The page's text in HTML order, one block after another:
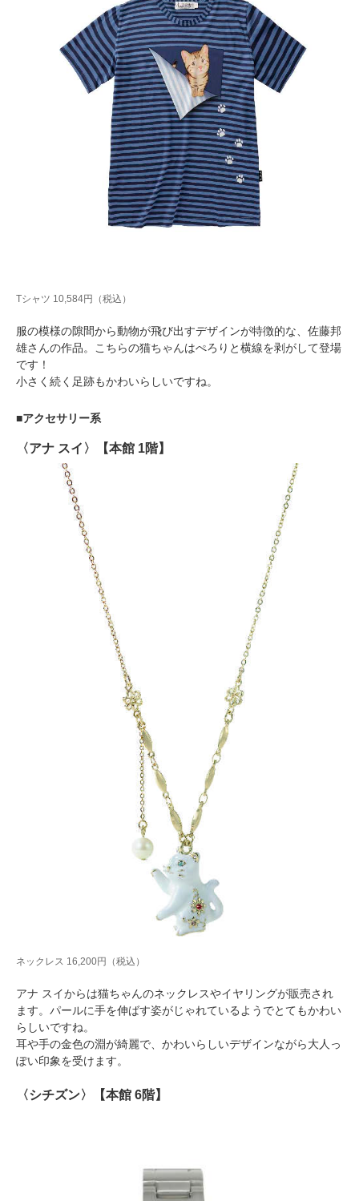
Tシャツ 10,584円（税込）
服の模様の隙間から動物が飛び出すデザインが特徴的な、佐藤邦
雄さんの作品。こちらの猫ちゃんはぺろりと横線を剥がして登場
です！
小さく続く足跡もかわいらしいですね。
■アクセサリー系
〈アナ スイ〉【本館 1階】
ネックレス 16,200円（税込）
アナ スイからは猫ちゃんのネックレスやイヤリングが販売され
ます。パールに手を伸ばす姿がじゃれているようでとてもかわい
らしいですね。
耳や手の金色の淵が綺麗で、かわいらしいデザインながら大人っ
ぽい印象を受けます。
〈シチズン〉【本館 6階】